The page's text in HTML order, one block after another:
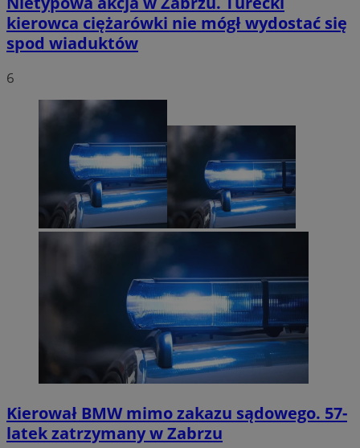
kierowca ciężarówki nie mógł wydostać się
spod wiaduktów
6
Kierował BMW mimo zakazu sądowego. 57-
latek zatrzymany w Zabrzu